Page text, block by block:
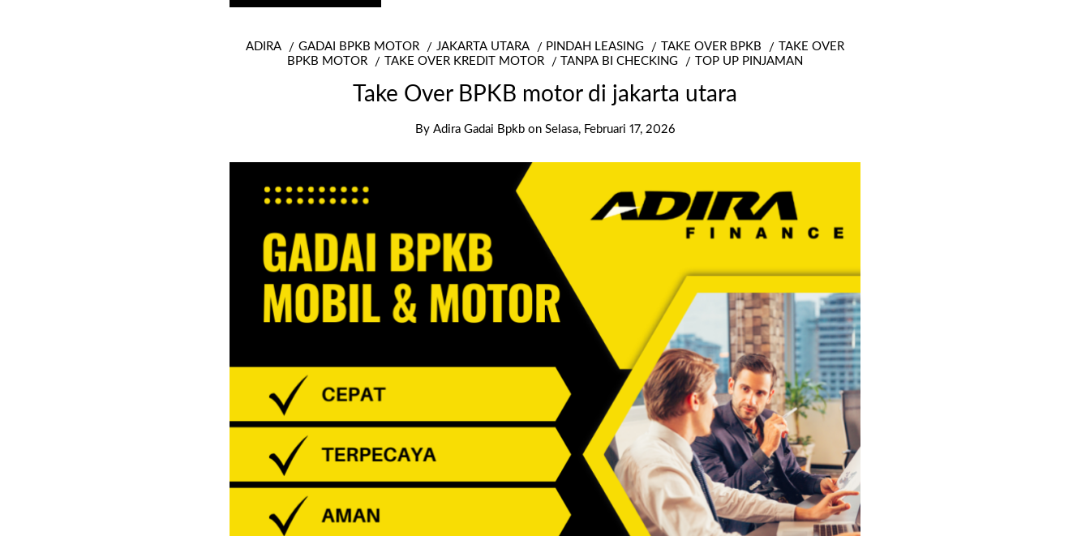
ADIRA GADAI BPKB MOTOR JAKARTA UTARA PINDAH LEASING TAKE OVER BPKB
TAKE OVER
BPKB MOTOR
TAKE OVER KREDIT MOTOR TANPA BI CHECKING TOP UP PINJAMAN
Take Over BPKB motor di jakarta utara
By Adira Gadai Bpkb on Selasa, Februari 17, 2026